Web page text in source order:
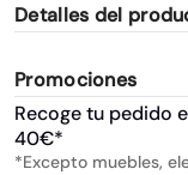
Detalles del
Promociones
Recoge tu pedido
40€*
*Excepto muebles,